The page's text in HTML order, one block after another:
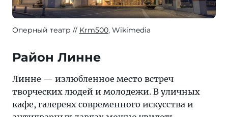
Оперный театр Krm500, Wikimedia
Район Линне
Линне — излюбленное место встреч
творческих людей и молодежи. В уличных
кафе, галереях современного искусства и